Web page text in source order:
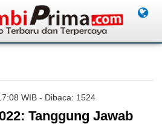
WIB - Dibaca: 1524
Tanggung Jawab